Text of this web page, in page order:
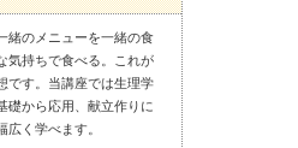
緒のメニューを一緒の食
気持ちで食べる。これが
です。当講座では生理学
礎から応用、献立作りに
広く学べます。